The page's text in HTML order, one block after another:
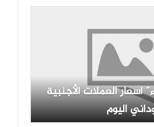
أسعار العملات الأجنبية
اليوم